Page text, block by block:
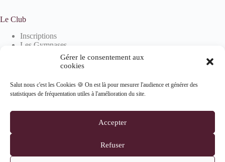
Gérer le consentement aux
cookies
Salut nous c'est les Cookies 🍪 On est là pour mesurer l'audience et générer des
statistiques de fréquentation utiles à l'amélioration du site.
Accepter
Refuser
Le Club
Inscriptions
Les Gymnases
Devenir partenaire
Informations
Mentions Légales
Politique de confidentialité
Suivez-nous